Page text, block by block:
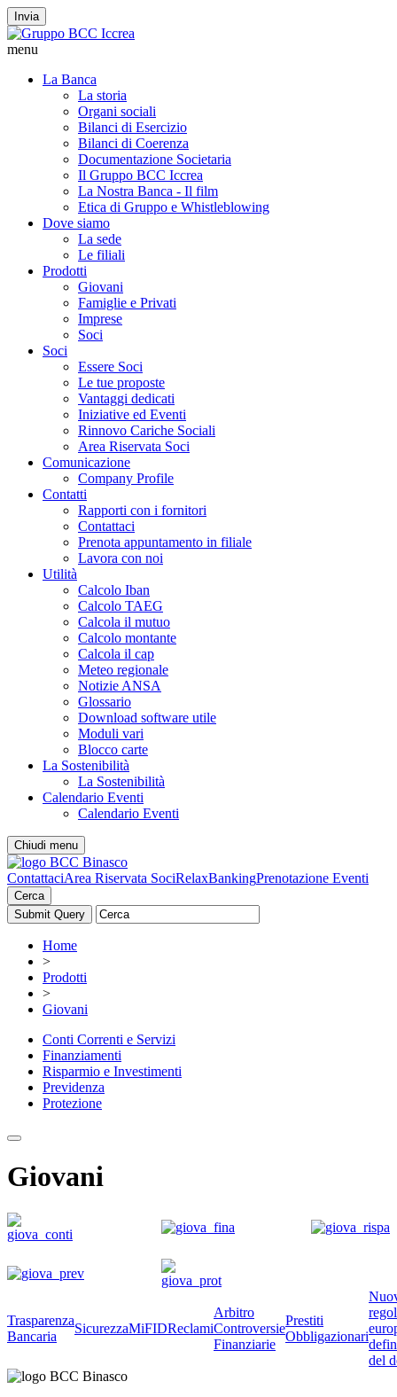
Invia
menu
La Banca
La storia
Organi sociali
Bilanci di Esercizio
Bilanci di Coerenza
Documentazione Societaria
Il Gruppo BCC Iccrea
La Nostra Banca - Il film
Etica di Gruppo e Whistleblowing
Dove siamo
La sede
Le filiali
Prodotti
Giovani
Famiglie e Privati
Imprese
Soci
Soci
Essere Soci
Le tue proposte
Vantaggi dedicati
Iniziative ed Eventi
Rinnovo Cariche Sociali
Area Riservata Soci
Comunicazione
Company Profile
Contatti
Rapporti con i fornitori
Contattaci
Prenota appuntamento in filiale
Lavora con noi
Utilità
Calcolo Iban
Calcolo TAEG
Calcola il mutuo
Calcolo montante
Calcola il cap
Meteo regionale
Notizie ANSA
Glossario
Download software utile
Moduli vari
Blocco carte
La Sostenibilità
La Sostenibilità
Calendario Eventi
Calendario Eventi
Chiudi menu
ContattaciArea Riservata SociRelaxBankingPrenotazione Eventi
Cerca
Home
>
Prodotti
>
Giovani
Conti Correnti e Servizi
Finanziamenti
Risparmio e Investimenti
Previdenza
Protezione
Giovani
Trasparenza
Bancaria
SicurezzaMiFIDReclami
Arbitro
Controversie
Finanziarie
Prestiti
Obbligazionari
del